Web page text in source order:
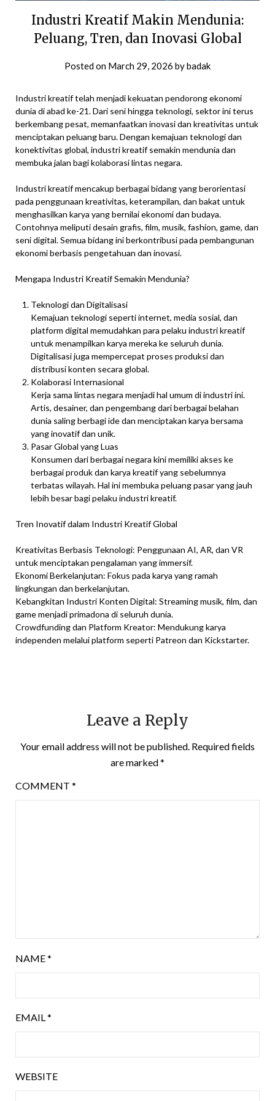
Industri Kreatif Makin Mendunia:
Peluang, Tren, dan Inovasi Global
Posted on March 29, 2026 bybadak
Industri kreatif telah menjadi kekuatan pendorong ekonomi
dunia di abad ke-21. Dari seni hingga teknologi, sektor ini terus
berkembang pesat, memanfaatkan inovasi dan kreativitas untuk
menciptakan peluang baru. Dengan kemajuan teknologi dan
konektivitas global, industri kreatif semakin mendunia dan
membuka jalan bagi kolaborasi lintas negara.
Industri kreatif mencakup berbagai bidang yang berorientasi
pada penggunaan kreativitas, keterampilan, dan bakat untuk
menghasilkan karya yang bernilai ekonomi dan budaya.
Contohnya meliputi desain grafis, film, musik, fashion, game, dan
seni digital. Semua bidang ini berkontribusi pada pembangunan
ekonomi berbasis pengetahuan dan inovasi.
Mengapa Industri Kreatif Semakin Mendunia?
Teknologi dan Digitalisasi
Kemajuan teknologi seperti internet, media sosial, dan
platform digital memudahkan para pelaku industri kreatif
untuk menampilkan karya mereka ke seluruh dunia.
Digitalisasi juga mempercepat proses produksi dan
distribusi konten secara global.
Kolaborasi Internasional
Kerja sama lintas negara menjadi hal umum di industri ini.
Artis, desainer, dan pengembang dari berbagai belahan
dunia saling berbagi ide dan menciptakan karya bersama
yang inovatif dan unik.
Pasar Global yang Luas
Konsumen dari berbagai negara kini memiliki akses ke
berbagai produk dan karya kreatif yang sebelumnya
terbatas wilayah. Hal ini membuka peluang pasar yang jauh
lebih besar bagi pelaku industri kreatif.
Tren Inovatif dalam Industri Kreatif Global
Kreativitas Berbasis Teknologi: Penggunaan AI, AR, dan VR
untuk menciptakan pengalaman yang immersif.
Ekonomi Berkelanjutan: Fokus pada karya yang ramah
lingkungan dan berkelanjutan.
Kebangkitan Industri Konten Digital: Streaming musik, film, dan
game menjadi primadona di seluruh dunia.
Crowdfunding dan Platform Kreator: Mendukung karya
independen melalui platform seperti Patreon dan Kickstarter.
Leave a Reply
Your email address will not be published. Required fields
are marked*
COMMENT *
NAME*
EMAIL *
WEBSITE